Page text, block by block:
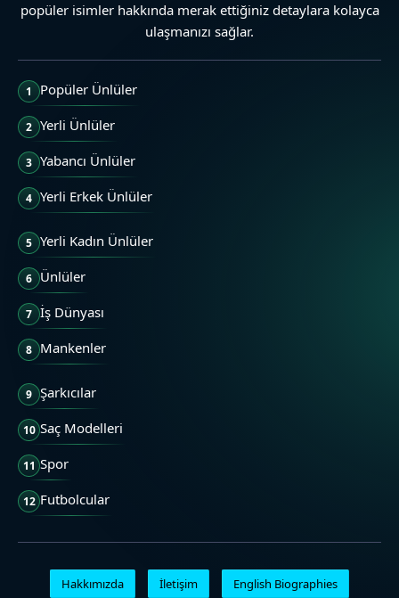
popüler isimler hakkında merak ettiğiniz detaylara kolayca
ulaşmanızı sağlar.
1 Popüler Ünlüler
2 Yerli Ünlüler
3 Yabancı Ünlüler
4 Yerli Erkek Ünlüler
5 Yerli Kadın Ünlüler
6 Ünlüler
7 İş Dünyası
8 Mankenler
9 Şarkıcılar
10 Saç Modelleri
11 Spor
12 Futbolcular
Hakkımızda İletişim English Biographies